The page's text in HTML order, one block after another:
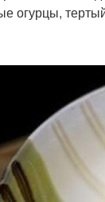
огурцы,